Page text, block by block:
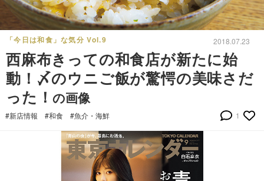
「今日は和食」な気分 Vol.9 2018.07.23
西麻布きっての和食店が新たに始
動！〆のウニご飯が驚愕の美味さだ
った！の画像
#新店情報 #和食 #魚介・海鮮 1